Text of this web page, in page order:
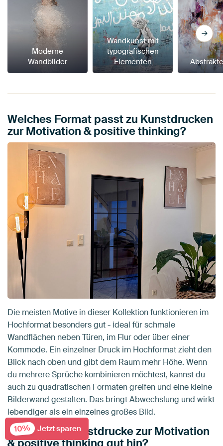
Moderne
Wandbilder
Wandkunst mit
typografischen
Elementen
Welches Format passt zu Kunstdrucken
zur Motivation & positive thinking?
Die meisten Motive in dieser Kollektion funktionieren im
Hochformat besonders gut - ideal für schmale
Wandflächen neben Türen, im Flur oder über einer
Kommode. Ein einzelner Druck im Hochformat zieht den
Blick nach oben und gibt dem Raum mehr Höhe. Wenn
du mehrere Sprüche kombinieren möchtest, kannst du
auch zu quadratischen Formaten greifen und eine kleine
Bilderwand gestalten. Das bringt Abwechslung und wirkt
lebendiger als ein einzelnes großes Bild.
Wo passen Kunstdrucke zur Motivation
10% Jetzt sparen